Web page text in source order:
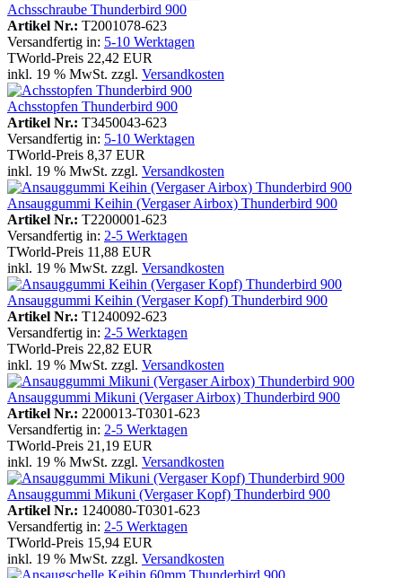
Achsschraube Thunderbird 900
Artikel Nr.: T2001078-623
Versandfertig in: 5-10 Werktagen
TWorld-Preis 22,42 EUR
inkl. 19 % MwSt. zzgl. Versandkosten
Achsstopfen Thunderbird 900
Artikel Nr.: T3450043-623
Versandfertig in: 5-10 Werktagen
TWorld-Preis 8,37 EUR
inkl. 19 % MwSt. zzgl. Versandkosten
Ansauggummi Keihin (Vergaser Airbox) Thunderbird 900
Artikel Nr.: T2200001-623
Versandfertig in: 2-5 Werktagen
TWorld-Preis 11,88 EUR
inkl. 19 % MwSt. zzgl. Versandkosten
Ansauggummi Keihin (Vergaser Kopf) Thunderbird 900
Artikel Nr.: T1240092-623
Versandfertig in: 2-5 Werktagen
TWorld-Preis 22,82 EUR
inkl. 19 % MwSt. zzgl. Versandkosten
Ansauggummi Mikuni (Vergaser Airbox) Thunderbird 900
Artikel Nr.: 2200013-T0301-623
Versandfertig in: 2-5 Werktagen
TWorld-Preis 21,19 EUR
inkl. 19 % MwSt. zzgl. Versandkosten
Ansauggummi Mikuni (Vergaser Kopf) Thunderbird 900
Artikel Nr.: 1240080-T0301-623
Versandfertig in: 2-5 Werktagen
TWorld-Preis 15,94 EUR
inkl. 19 % MwSt. zzgl. Versandkosten